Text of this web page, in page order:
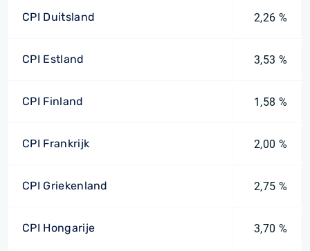
CPI Duitsland 2,26 %
CPI Estland 3,53 %
CPI Finland 1,58 %
CPI Frankrijk 2,00 %
CPI Griekenland 2,75 %
CPI Hongarije 3,70 %